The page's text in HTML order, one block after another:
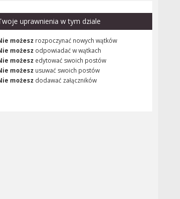
uprawnienia w tym dziale
możesz rozpoczynać nowych wątków
możesz odpowiadać w wątkach
możesz edytować swoich postów
możesz usuwać swoich postów
możesz dodawać załączników